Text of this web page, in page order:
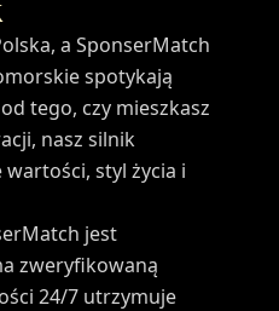
a SponserMatch
spotykają
tego, czy mieszkasz
nasz silnik
styl życia i
jest
zweryfikowaną
24/7 utrzymuje